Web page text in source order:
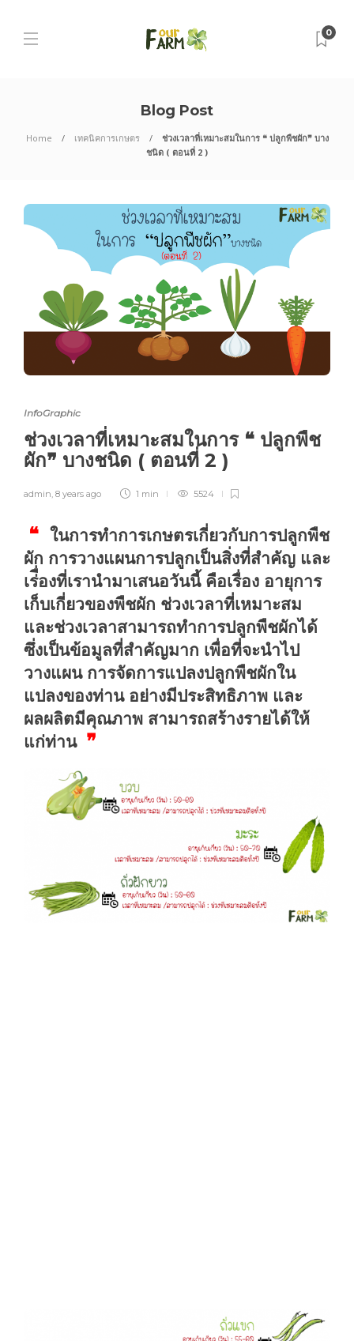
0
Blog Post
Home เทคนิคการเกษตร
ช่วงเวลาที่เหมาะสมในการ ❝ ปลูกพืชผัก❞ บาง
ชนิด ( ตอนที่ 2 )
InfoGraphic
ช่วงเวลาที่เหมาะสมในการ ❝ ปลูกพืช
ผัก❞ บางชนิด ( ตอนที่ 2 )
admin 8 years ago 1 min 5524
❝ ในการทำการเกษตรเกี่ยวกับการปลูกพืช
ผัก การวางแผนการปลูกเป็นสิ่งที่สำคัญ และ
เร่ื่องที่เรานำมาเสนอวันนี้ คือเรื่อง อายุการ
เก็บเกี่ยวของพืชผัก ช่วงเวลาที่เหมาะสม
และช่วงเวลาสามารถทำการปลูกพืชผักได้
ซึ่งเป็นข้อมูลที่สำคัญมาก เพื่อที่จะนำไป
วางแผน การจัดการแปลงปลูกพืชผักใน
แปลงของท่าน อย่างมีประสิทธิภาพ และ
ผลผลิตมีคุณภาพ สามารถสร้างรายได้ให้
แก่ท่าน ❞